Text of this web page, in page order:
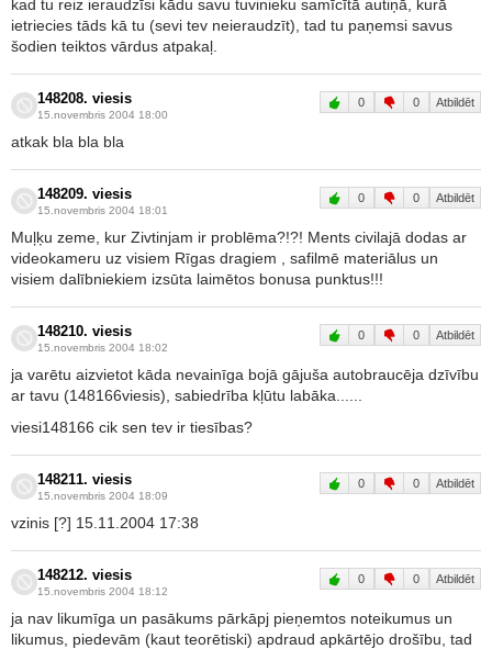
kad tu reiz ieraudzīsi kādu savu tuvinieku samīcītā autiņā, kurā
ietriecies tāds kā tu (sevi tev neieraudzīt), tad tu paņemsi savus
šodien teiktos vārdus atpakaļ.
148208. viesis
15.novembris 2004 18:00
0 0 Atbildēt
atkak bla bla bla
148209. viesis
15.novembris 2004 18:01
0 0 Atbildēt
Muļķu zeme, kur Zivtinjam ir problēma?!?! Ments civilajā dodas ar
videokameru uz visiem Rīgas dragiem , safilmē materiālus un
visiem dalībniekiem izsūta laimētos bonusa punktus!!!
148210. viesis
15.novembris 2004 18:02
0 0 Atbildēt
ja varētu aizvietot kāda nevainīga bojā gājuša autobraucēja dzīvību
ar tavu (148166viesis), sabiedrība kļūtu labāka......
viesi148166 cik sen tev ir tiesības?
148211. viesis
15.novembris 2004 18:09
0 0 Atbildēt
vzinis [?] 15.11.2004 17:38
148212. viesis
15.novembris 2004 18:12
0 0 Atbildēt
ja nav likumīga un pasākums pārkāpj pieņemtos noteikumus un
likumus, piedevām (kaut teorētiski) apdraud apkārtējo drošību, tad